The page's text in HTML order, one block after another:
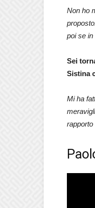
Non ho
poi se
Sei
Sistina
Mi ha
rapporto